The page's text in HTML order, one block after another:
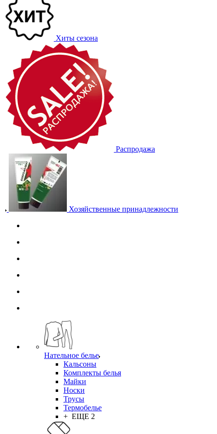
Хиты сезона
Распродажа
Хозяйственные принадлежности
Нательное белье
Кальсоны
Комплекты белья
Майки
Носки
Трусы
Термобелье
+ ЕЩЕ 2